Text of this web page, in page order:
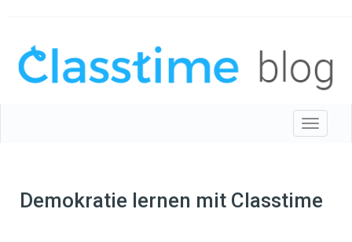
Toggle
Demokratie lernen mit Classtime